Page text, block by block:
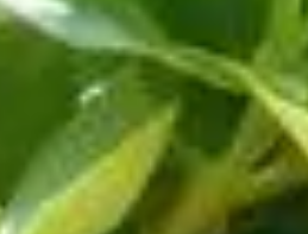
une option idéale avec ses
spécifiques, notamment
pouvez éviter cette erreur et